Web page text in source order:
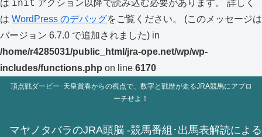
は init アクション以降で読み込む必要があります。 詳しく
は WordPress のデバッグをご覧ください。 (このメッセージは
バージョン 6.7.0 で追加されました) in
/home/r4285031/public_html/jra-ope.net/wp/wp-
includes/functions.php on line 6170
頂点戦ダービー･天皇賞春からの視点で、数字と戦歴が走るJRA競馬にアプロ
ーチせよ！
マヤノタバラのJRA頭脳 -競馬番組･出馬表解読による